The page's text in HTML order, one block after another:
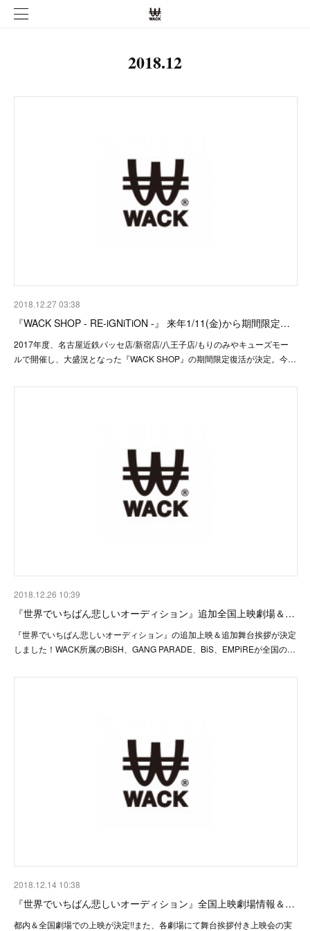
2018.12
2018.12.27 03:38
『WACK SHOP - RE-iGNiTiON -』 来年1/11(金)から期間限定…
2017年度、名古屋近鉄パッセ店/新宿店/八王子店/もりのみやキューズモー
ルで開催し、大盛況となった『WACK SHOP』の期間限定復活が決定。今…
2018.12.26 10:39
『世界でいちばん悲しいオーディション』追加全国上映劇場＆…
『世界でいちばん悲しいオーディション』の追加上映＆追加舞台挨拶が決定
しました！WACK所属のBiSH、GANG PARADE、BiS、EMPiREが全国の…
2018.12.14 10:38
『世界でいちばん悲しいオーディション』全国上映劇場情報＆…
都内＆全国劇場での上映が決定!!また、各劇場にて舞台挨拶付き上映会の実